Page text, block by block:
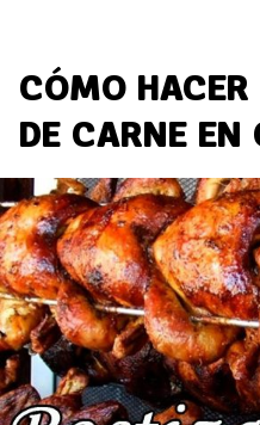
CÓMO
DE CARNE EN